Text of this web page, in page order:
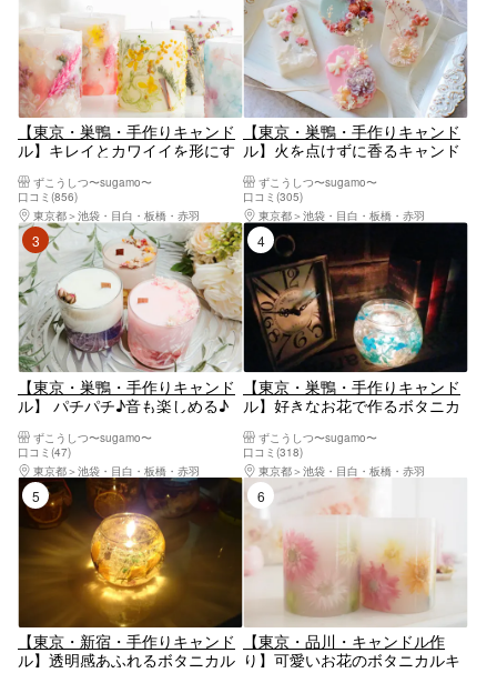
【東京・巣鴨・手作りキャンド
ル】キレイとカワイイを形にす
（1個）※平日割引対象
ずこうしつ〜sugamo〜
口コミ(856)
東京都
池袋・目白・板橋・赤羽
【東京・巣鴨・手作りキャンド
ル】火を点けずに香るキャンド
サシェ(2個)
ずこうしつ〜sugamo〜
口コミ(305)
東京都
池袋・目白・板橋・赤羽
3位
【東京・巣鴨・手作りキャンド
ル】 パチパチ♪音も楽しめる♪
ンドル （1個）
ずこうしつ〜sugamo〜
口コミ(47)
東京都
池袋・目白・板橋・赤羽
【東京・巣鴨・手作りキャンド
ル】好きなお花で作るボタニカ
平日割引対象
ずこうしつ〜sugamo〜
口コミ(318)
東京都
池袋・目白・板橋・赤羽
5位
【東京・新宿・手作りキャンド
ル】透明感あふれるボタニカル
6位
【東京・品川・キャンドル作
り】可愛いお花のボタニカルキ